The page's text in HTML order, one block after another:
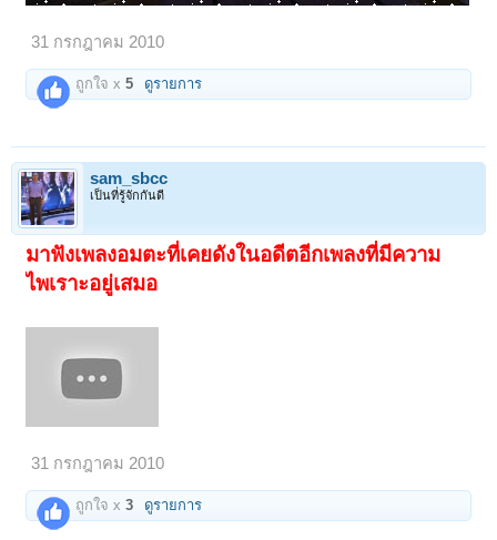
31 กรกฎาคม 2010
ถูกใจ x5 ดูรายการ
sam_sbcc
เป็นที่รู้จักกันดี
มาฟังเพลงอมตะที่เคยดังในอดีตอีกเพลงที่มีความ
ไพเราะอยู่เสมอ
31 กรกฎาคม 2010
ถูกใจ x3 ดูรายการ